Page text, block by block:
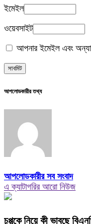
ইমেইল
ওয়েবসাইট
আপনার ইমেইল এবং
আপলোডকারীর তথ্য
আপলোডকারীর সব সংবাদ
এ ক্যাটাগরির আরো নিউজ
চুপ্পুকে নিয়ে কী ভাবছে